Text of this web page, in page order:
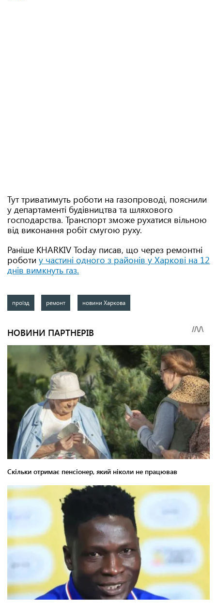
Тут триватимуть роботи на газопроводі, пояснили
у департаменті будівництва та шляхового
господарства. Транспорт зможе рухатися вільною
від виконання робіт смугою руху.
Раніше KHARKIV Today писав, що через ремонтні
роботи у частині одного з районів у Харкові на 12
днів вимкнуть газ.
проїзд ремонт новини Харкова